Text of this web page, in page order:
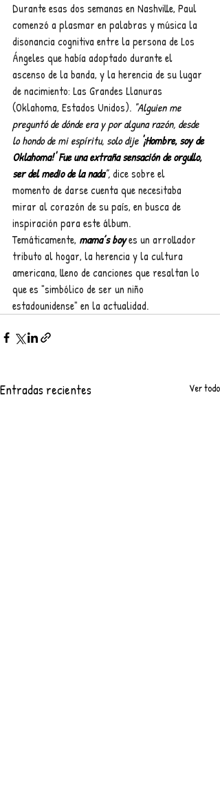
Durante esas dos semanas en Nashville, Paul
comenzó a plasmar en palabras y música la
disonancia cognitiva entre la persona de Los
Ángeles que había adoptado durante el
ascenso de la banda, y la herencia de su lugar
de nacimiento: Las Grandes Llanuras
(Oklahoma, Estados Unidos). "Alguien me
preguntó de dónde era y por alguna razón, desde
lo hondo de mi espíritu, solo dije '¡Hombre, soy de
Oklahoma!' Fue una extraña sensación de orgullo,
ser del medio de la nada", dice sobre el
momento de darse cuenta que necesitaba
mirar al corazón de su país, en busca de
inspiración para este álbum.
Temáticamente, mama’s boy es un arrollador
tributo al hogar, la herencia y la cultura
americana, lleno de canciones que resaltan lo
que es "simbólico de ser un niño
estadounidense" en la actualidad.
Entradas recientes Ver todo